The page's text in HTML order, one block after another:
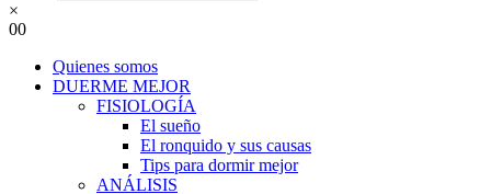
×
00
Quienes somos
DUERME MEJOR
FISIOLOGÍA
El sueño
El ronquido y sus causas
Tips para dormir mejor
ANÁLISIS